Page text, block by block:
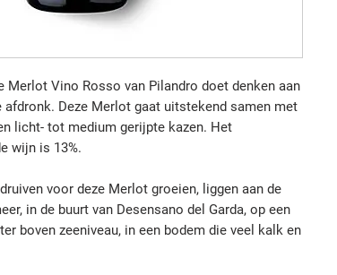
Merlot Vino Rosso van Pilandro doet denken aan
Deze Merlot gaat uitstekend samen met
licht- tot medium gerijpte kazen. Het
wijn is 13%.
voor deze Merlot groeien, liggen aan de
in de buurt van Desensano del Garda, op een
boven zeeniveau, in een bodem die veel kalk en